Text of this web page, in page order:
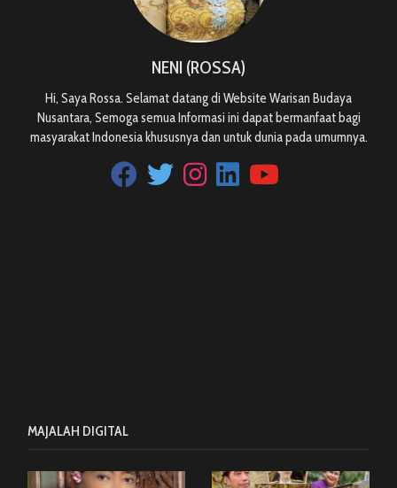
NENI (ROSSA)
Hi, Saya Rossa. Selamat datang di Website Warisan Budaya
Nusantara, Semoga semua Informasi ini dapat bermanfaat bagi
masyarakat Indonesia khususnya dan untuk dunia pada umumnya.
MAJALAH DIGITAL